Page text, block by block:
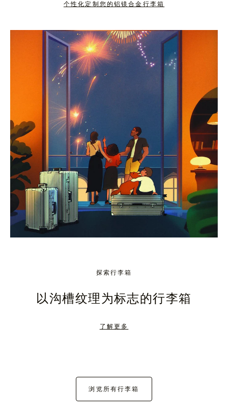
下
击
按
钮
取
消
静
个性化定制您的铝镁合金行李箱
探索行李箱
以沟槽纹理为标志的行李箱
了解更多
浏览所有行李箱